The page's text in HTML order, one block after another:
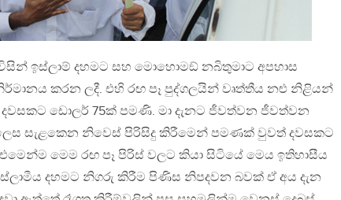
ඉස්ලාම් දහමට සහ මොහොමඞ් නබිතුමාට අපහාස
කරන ලදී. එහි රඟ පෑ පුද්ගලයින් වෘත්තීය නළු නිළියන්
ඩොලර් 75ක් පමණි. මා දැනට ජීවත්වන ජීවත්වන
සැළකෙන නිවෙස් පිරිසිදු කිරීමෙන් පමණක් වුවත් දවසකට
මෙම රඟ පෑ පිරිස් වලට කියා සිටියේ මෙය ඉතිහාසීය
දහමට නිගරු කිරීම පිණිස නිපදවන බවක් ඒ අය දැන